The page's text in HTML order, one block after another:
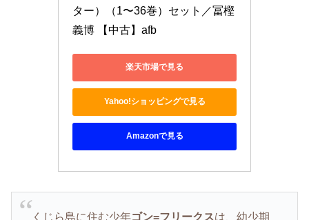
ター）（1〜36巻）セット／冨樫
義博 【中古】afb
楽天市場で見る
Yahoo!ショッピングで見る
Amazonで見る
くじら島に住む少年ゴン=フリークスは、幼少期